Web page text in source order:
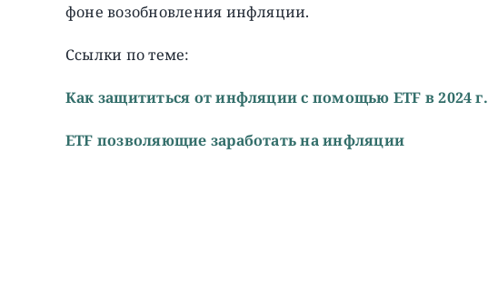
фоне возобновления инфляции.
Ссылки по теме:
Как защититься от инфляции с помощью ETF в 2024 г.
ETF позволяющие заработать на инфляции